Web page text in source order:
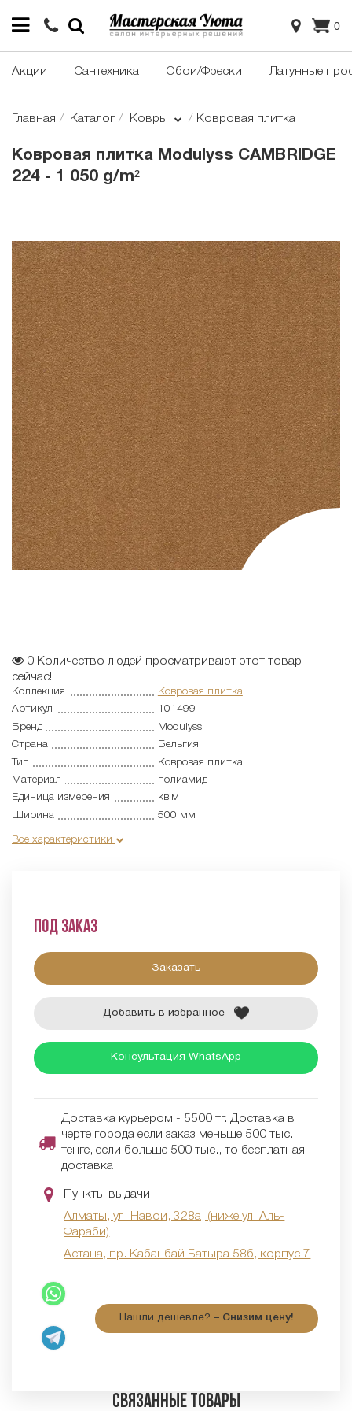
0
Акции Сантехника Обои/Фрески Латунные
Главная Каталог Ковры Ковровая плитка
Ковровая плитка Modulyss CAMBRIDGE
224 - 1 050 g/m²
0 Количество людей просматривают этот товар
сейчас!
Коллекция
Ковровая плитка
Артикул
101499
Бренд
Modulyss
Страна
Бельгия
Тип
Ковровая плитка
Материал
полиамид
Единица измерения
кв.м
Ширина
500 мм
Все характеристики
Под заказ
Заказать
Добавить в избранное
Консультация WhatsApp
Доставка курьером - 5500 тг. Доставка в
черте города если заказ меньше 500 тыс.
тенге, если больше 500 тыс., то бесплатная
доставка
Пункты выдачи:
Алматы, ул. Навои, 328а, (ниже ул. Аль-
Фараби)
Астана, пр. Кабанбай Батыра 58б, корпус 7
Нашли дешевле? – Снизим цену!
Связанные товары